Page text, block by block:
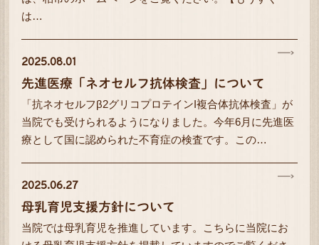
は…
2025.08.01
先進医療「ネオセルフ抗体検査」について
「抗ネオセルフβ2グリコプロテインI複合体抗体検査」が
当院でも受けられるようになりました。今年6月に先進医
療として国に認められた不育症の検査です。この…
2025.06.27
母乳育児支援方針について
当院では母乳育児を推進しています。こちらに当院にお